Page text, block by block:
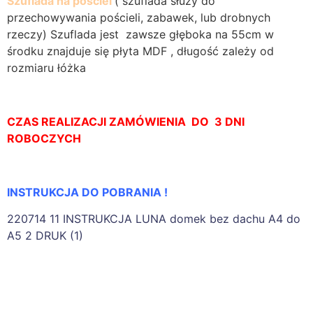
przechowywania pościeli, zabawek, lub drobnych
rzeczy) Szuflada jest zawsze głęboka na 55cm w
środku znajduje się płyta MDF , długość zależy od
rozmiaru łóżka
CZAS REALIZACJI ZAMÓWIENIA DO 3 DNI
ROBOCZYCH
INSTRUKCJA DO POBRANIA !
220714 11 INSTRUKCJA LUNA domek bez dachu A4 do
A5 2 DRUK (1)